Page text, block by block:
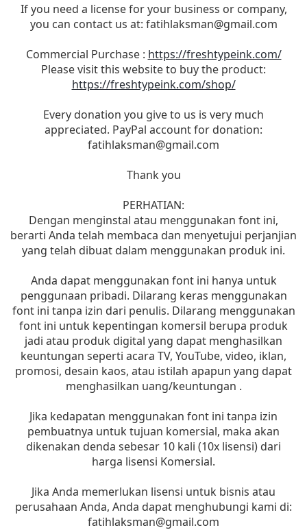
If you need a license for your business or company,
you can contact us at: fatihlaksman@gmail.com
Commercial Purchase : https://freshtypeink.com/
Please visit this website to buy the product:
https://freshtypeink.com/shop/
Every donation you give to us is very much
appreciated. PayPal account for donation:
fatihlaksman@gmail.com
Thank you
PERHATIAN:
Dengan menginstal atau menggunakan font ini,
berarti Anda telah membaca dan menyetujui perjanjian
yang telah dibuat dalam menggunakan produk ini.
Anda dapat menggunakan font ini hanya untuk
penggunaan pribadi. Dilarang keras menggunakan
font ini tanpa izin dari penulis. Dilarang menggunakan
font ini untuk kepentingan komersil berupa produk
jadi atau produk digital yang dapat menghasilkan
keuntungan seperti acara TV, YouTube, video, iklan,
promosi, desain kaos, atau istilah apapun yang dapat
menghasilkan uang/keuntungan .
Jika kedapatan menggunakan font ini tanpa izin
pembuatnya untuk tujuan komersial, maka akan
dikenakan denda sebesar 10 kali (10x lisensi) dari
harga lisensi Komersial.
Jika Anda memerlukan lisensi untuk bisnis atau
perusahaan Anda, Anda dapat menghubungi kami di:
fatihlaksman@gmail.com